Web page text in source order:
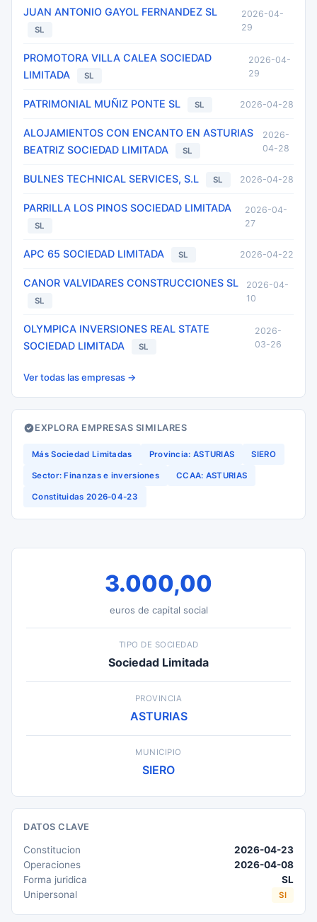
JUAN ANTONIO GAYOL FERNANDEZ SL
SL
2026-04-
29
PROMOTORA VILLA CALEA SOCIEDAD
LIMITADA
SL
2026-04-
29
PATRIMONIAL MUÑIZ PONTE SL SL 2026-04-28
ALOJAMIENTOS CON ENCANTO EN ASTURIAS
BEATRIZ SOCIEDAD LIMITADA
SL
2026-
04-28
BULNES TECHNICAL SERVICES, S.L SL 2026-04-28
PARRILLA LOS PINOS SOCIEDAD LIMITADA
SL
2026-04-
27
APC 65 SOCIEDAD LIMITADA SL 2026-04-22
CANOR VALVIDARES CONSTRUCCIONES SL
SL
2026-04-
10
OLYMPICA INVERSIONES REAL STATE
SOCIEDAD LIMITADA
SL
2026-
03-26
Ver todas las empresas →
EXPLORA EMPRESAS SIMILARES
Más Sociedad Limitadas Provincia: ASTURIAS SIERO
Sector: Finanzas e inversiones CCAA: ASTURIAS
Constituidas 2026-04-23
3.000,00
euros de capital social
TIPO DE SOCIEDAD
Sociedad Limitada
PROVINCIA
ASTURIAS
MUNICIPIO
SIERO
DATOS CLAVE
Constitucion
2026-04-23
Operaciones
2026-04-08
Forma juridica
SL
Unipersonal
SI